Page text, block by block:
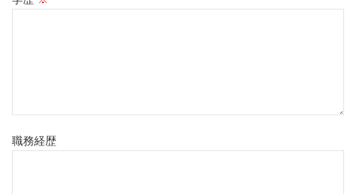
職務経歴